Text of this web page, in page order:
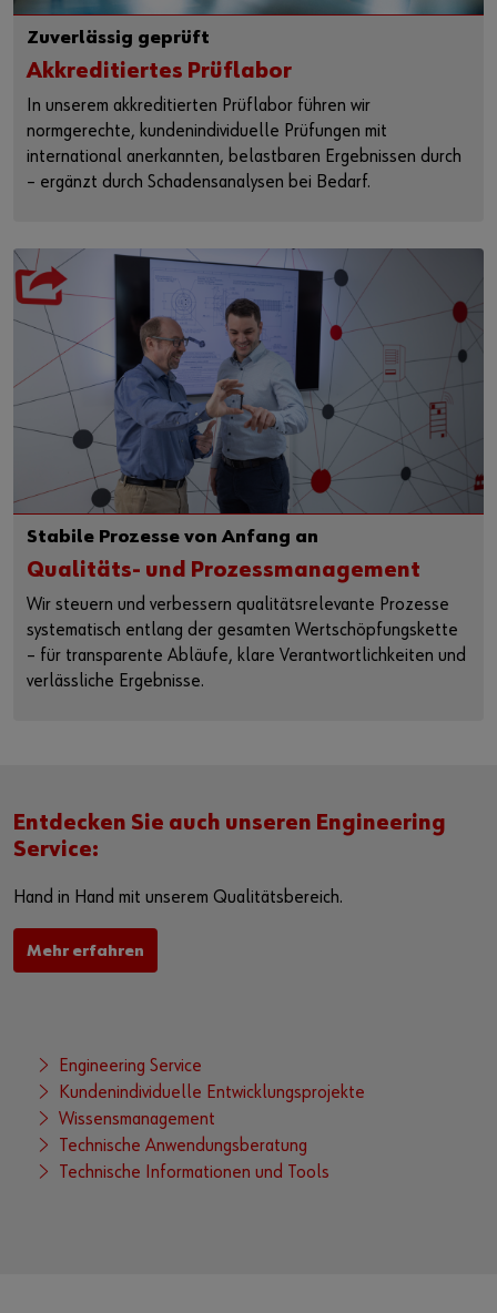
Zuverlässig geprüft
Akkreditiertes Prüflabor
In unserem akkreditierten Prüflabor führen wir
normgerechte, kundenindividuelle Prüfungen mit
international anerkannten, belastbaren Ergebnissen durch
– ergänzt durch Schadensanalysen bei Bedarf.
Stabile Prozesse von Anfang an
Qualitäts- und Prozessmanagement
Wir steuern und verbessern qualitätsrelevante Prozesse
systematisch entlang der gesamten Wertschöpfungskette
– für transparente Abläufe, klare Verantwortlichkeiten und
verlässliche Ergebnisse.
Entdecken Sie auch unseren Engineering
Service:
Hand in Hand mit unserem Qualitätsbereich.
Mehr erfahren
Engineering Service
Kundenindividuelle Entwicklungsprojekte
Wissensmanagement
Technische Anwendungsberatung
Technische Informationen und Tools